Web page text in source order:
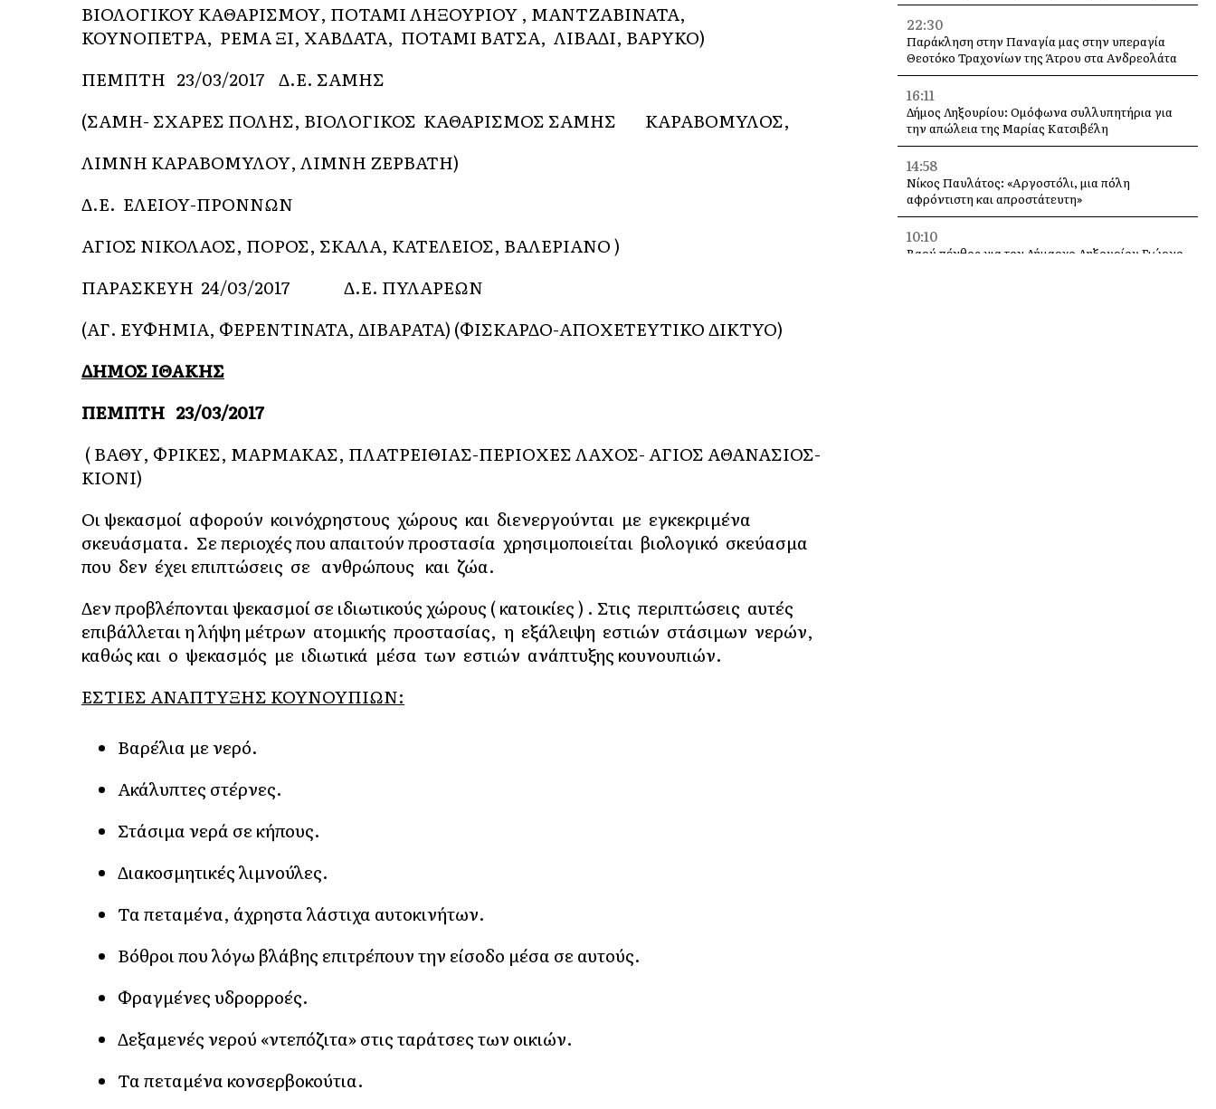
ΒΙΟΛΟΓΙΚΟΥ ΚΑΘΑΡΙΣΜΟΥ, ΠΟΤΑΜΙ ΛΗΞΟΥΡΙΟΥ , ΜΑΝΤΖΑΒΙΝΑΤΑ,
ΚΟΥΝΟΠΕΤΡΑ, ΡΕΜΑ ΞΙ, ΧΑΒΔΑΤΑ, ΠΟΤΑΜΙ ΒΑΤΣΑ, ΛΙΒΑΔΙ, ΒΑΡΥΚΟ)
ΠΕΜΠΤΗ 23/03/2017 Δ.Ε. ΣΑΜΗΣ
(ΣΑΜΗ- ΣΧΑΡΕΣ ΠΟΛΗΣ, ΒΙΟΛΟΓΙΚΟΣ ΚΑΘΑΡΙΣΜΟΣ ΣΑΜΗΣ ΚΑΡΑΒΟΜΥΛΟΣ,
ΛΙΜΝΗ ΚΑΡΑΒΟΜΥΛΟΥ, ΛΙΜΝΗ ΖΕΡΒΑΤΗ)
Δ.Ε. ΕΛΕΙΟΥ-ΠΡΟΝΝΩΝ
ΑΓΙΟΣ ΝΙΚΟΛΑΟΣ, ΠΟΡΟΣ, ΣΚΑΛΑ, ΚΑΤΕΛΕΙΟΣ, ΒΑΛΕΡΙΑΝΟ )
ΠΑΡΑΣΚΕΥΗ 24/03/2017 Δ.Ε. ΠΥΛΑΡΕΩΝ
(ΑΓ. ΕΥΦΗΜΙΑ, ΦΕΡΕΝΤΙΝΑΤΑ, ΔΙΒΑΡΑΤΑ) (ΦΙΣΚΑΡΔΟ-ΑΠΟΧΕΤΕΥΤΙΚΟ ΔΙΚΤΥΟ)
ΔΗΜΟΣ ΙΘΑΚΗΣ
ΠΕΜΠΤΗ 23/03/2017
( ΒΑΘΥ, ΦΡΙΚΕΣ, ΜΑΡΜΑΚΑΣ, ΠΛΑΤΡΕΙΘΙΑΣ-ΠΕΡΙΟΧΕΣ ΛΑΧΟΣ- ΑΓΙΟΣ ΑΘΑΝΑΣΙΟΣ-
ΚΙΟΝΙ)
Οι ψεκασμοί αφορούν κοινόχρηστους χώρους και διενεργούνται με εγκεκριμένα
σκευάσματα. Σε περιοχές που απαιτούν προστασία χρησιμοποιείται βιολογικό σκεύασμα
που δεν έχει επιπτώσεις σε ανθρώπους και ζώα.
Δεν προβλέπονται ψεκασμοί σε ιδιωτικούς χώρους ( κατοικίες ) . Στις περιπτώσεις αυτές
επιβάλλεται η λήψη μέτρων ατομικής προστασίας, η εξάλειψη εστιών στάσιμων νερών,
καθώς και ο ψεκασμός με ιδιωτικά μέσα των εστιών ανάπτυξης κουνουπιών.
ΕΣΤΙΕΣ ΑΝΑΠΤΥΞΗΣ ΚΟΥΝΟΥΠΙΩΝ:
Βαρέλια με νερό.
Ακάλυπτες στέρνες.
Στάσιμα νερά σε κήπους.
Διακοσμητικές λιμνούλες.
Τα πεταμένα, άχρηστα λάστιχα αυτοκινήτων.
Βόθροι που λόγω βλάβης επιτρέπουν την είσοδο μέσα σε αυτούς.
Φραγμένες υδρορροές.
Δεξαμενές νερού «ντεπόζιτα» στις ταράτσες των οικιών.
Τα πεταμένα κονσερβοκούτια.
22:30
Παράκληση στην Παναγία μας στην υπεραγία
Θεοτόκο Τραχονίων της Άτρου στα Ανδρεολάτα
16:11
Δήμος Ληξουρίου: Ομόφωνα συλλυπητήρια για
την απώλεια της Μαρίας Κατσιβέλη
14:58
Νίκος Παυλάτος: «Αργοστόλι, μια πόλη
αφρόντιστη και απροστάτευτη»
10:10
Βαρύ πένθος για τον Δήμαρχο Ληξουρίου Γιώργο